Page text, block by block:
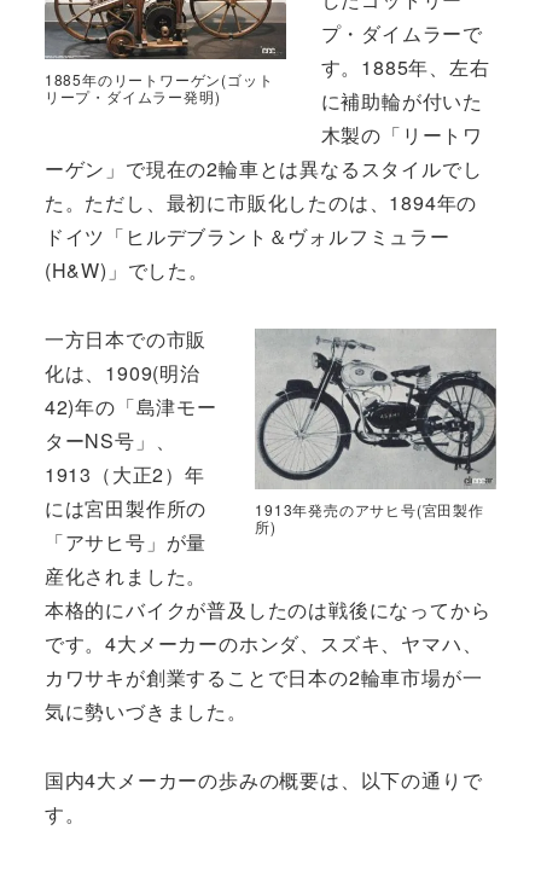
1885年のリートワーゲン(ゴット
リープ・ダイムラー発明)
プ・ダイムラーで
す。1885年、左右
に補助輪が付いた
木製の「リートワ
ーゲン」で現在の2輪車とは異なるスタイルでし
た。ただし、最初に市販化したのは、1894年の
ドイツ「ヒルデブラント＆ヴォルフミュラー
(H&W)」でした。
1913年発売のアサヒ号(宮田製作
所)
一方日本での市販
化は、1909(明治
42)年の「島津モー
ターNS号」、
1913（大正2）年
には宮田製作所の
「アサヒ号」が量
産化されました。
本格的にバイクが普及したのは戦後になってから
です。4大メーカーのホンダ、スズキ、ヤマハ、
カワサキが創業することで日本の2輪車市場が一
気に勢いづきました。
国内4大メーカーの歩みの概要は、以下の通りで
す。